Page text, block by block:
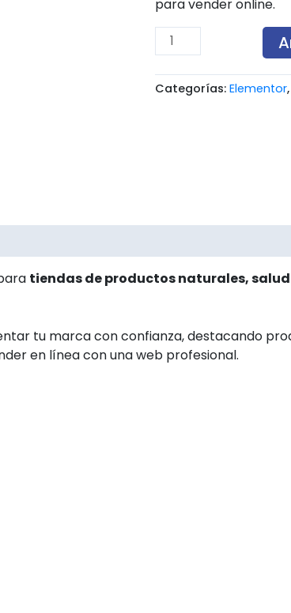
para vender online.
Categorías:Elementor
tiendas de productos naturales,
tu marca con confianza, destacando
en línea con una web profesional.